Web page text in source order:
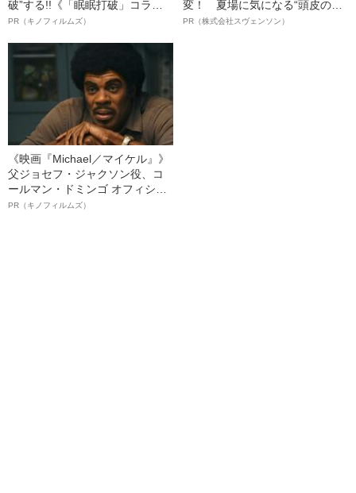
破”する!!《「眠眠打破」コラ
ボ》
PR（キノフィルムズ）
変！ 夏場に気になる“頭皮のニ
オイ”や“ベタつき”を解消す
PR（株式会社スヴェンソン）
《映画『Michael／マイケル』》
父ジョセフ・ジャクソン役、コ
ールマン・ドミンゴ オフィシャ
ルインタビュー“観客を魅了した
PR（キノフィルムズ）